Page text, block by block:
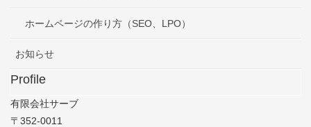
ホームページの作り方（SEO、LPO）
お知らせ
Profile
有限会社サーブ
〒352-0011